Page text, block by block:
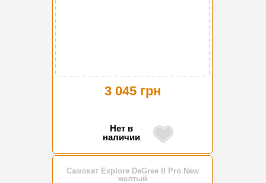
3 045 грн
Нет в
наличии
Самокат Explore DeGree II Pro New
желтый